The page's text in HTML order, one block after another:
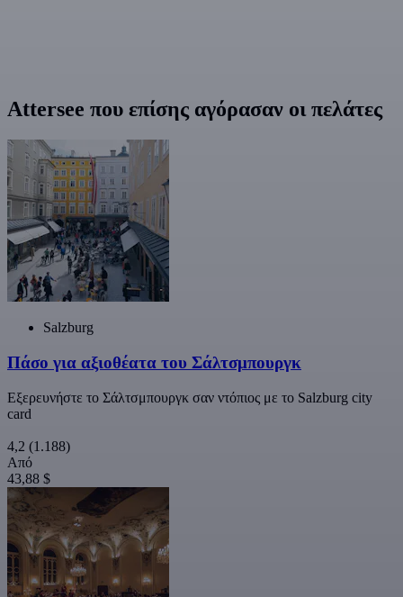
Attersee που επίσης αγόρασαν οι πελάτες
Salzburg
Πάσο για αξιοθέατα του Σάλτσμπουργκ
Εξερευνήστε το Σάλτσμπουργκ σαν ντόπιος με το Salzburg city
card
4,2 (1.188)
Από
43,88 $